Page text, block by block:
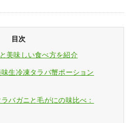
目次
美味しい食べ方を紹介
生冷凍タラバ蟹ポーション
バガニと毛がにの味比べ：